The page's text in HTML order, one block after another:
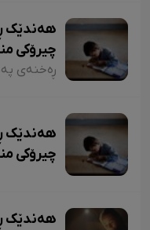
هەندێک
چیرۆکی
هەندێک
چیرۆکی
هەندێک